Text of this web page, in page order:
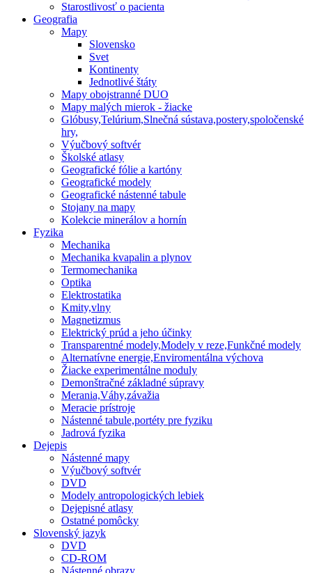
Starostlivosť o pacienta
Geografia
Mapy
Slovensko
Svet
Kontinenty
Jednotlivé štáty
Mapy obojstranné DUO
Mapy malých mierok - žiacke
Glóbusy,Telúrium,Slnečná sústava,postery,spoločenské
hry,
Výučbový softvér
Školské atlasy
Geografické fólie a kartóny
Geografické modely
Geografické nástenné tabule
Stojany na mapy
Kolekcie minerálov a hornín
Fyzika
Mechanika
Mechanika kvapalin a plynov
Termomechanika
Optika
Elektrostatika
Kmity,vlny
Magnetizmus
Elektrický prúd a jeho účinky
Transparentné modely,Modely v reze,Funkčné modely
Alternatívne energie,Enviromentálna výchova
Žiacke experimentálne moduly
Demonštračné základné súpravy
Merania,Váhy,závažia
Meracie prístroje
Nástenné tabule,portéty pre fyziku
Jadrová fyzika
Dejepis
Nástenné mapy
Výučbový softvér
DVD
Modely antropologických lebiek
Dejepisné atlasy
Ostatné pomôcky
Slovenský jazyk
DVD
CD-ROM
Nástenné obrazy